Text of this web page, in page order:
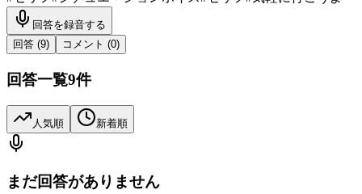
回答を録音する
回答 (9) コメント (0)
回答一覧9件
人気順 新着順
まだ回答がありません